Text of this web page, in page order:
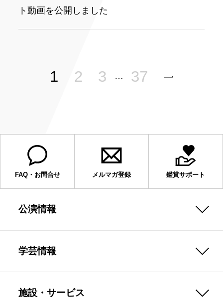
ト動画を公開しました
1 2 3 … 37
FAQ・お問合せ メルマガ登録 鑑賞サポート
公演情報
学芸情報
施設・サービス